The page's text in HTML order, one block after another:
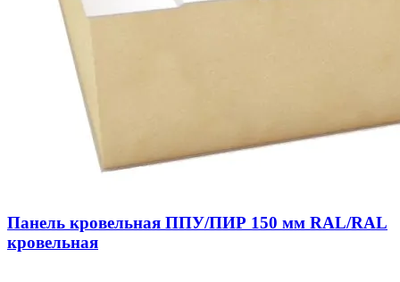
Панель кровельная ППУ/ПИР 150 мм RAL/RAL
кровельная